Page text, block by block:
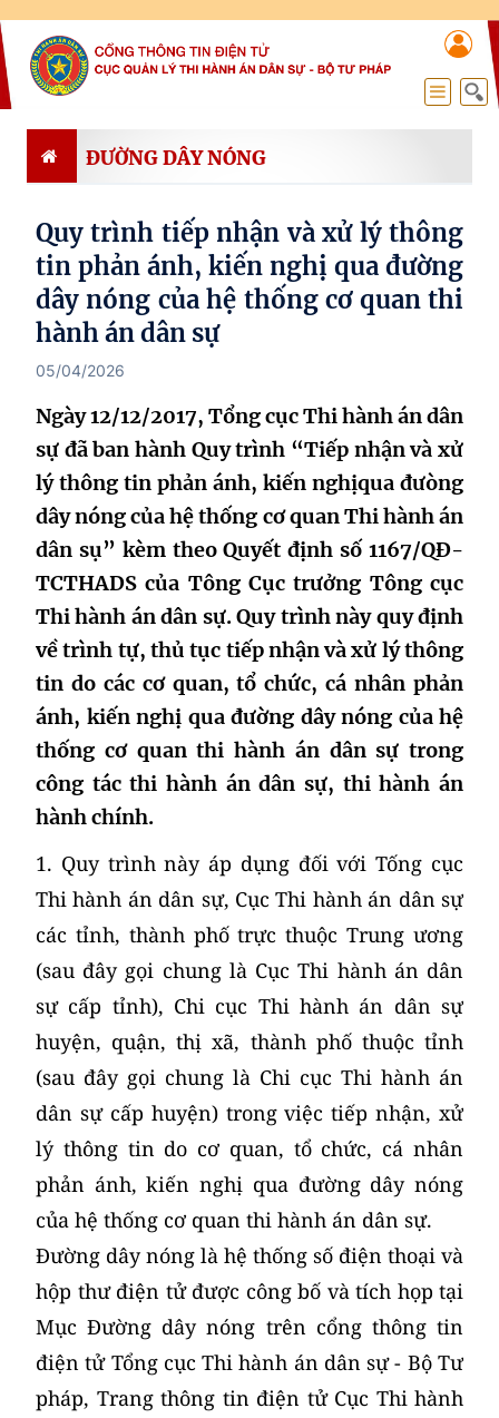
ĐƯỜNG DÂY NÓNG
Quy trình tiếp nhận và xử lý thông
tin phản ánh, kiến nghị qua đường
dây nóng của hệ thống cơ quan thi
hành án dân sự
05/04/2026
Ngày 12/12/2017, Tổng cục Thi hành án dân
sự đã ban hành Quy trình “Tiếp nhận và xử
lý thông tin phản ánh, kiến nghịqua đưòng
dây nóng của hệ thống cơ quan Thi hành án
dân sụ” kèm theo Quyết định số 1167/QĐ-
TCTHADS của Tông Cục trưởng Tông cục
Thi hành án dân sự. Quy trình này quy định
về trình tự, thủ tục tiếp nhận và xử lý thông
tin do các cơ quan, tổ chức, cá nhân phản
ánh, kiến nghị qua đường dây nóng của hệ
thống cơ quan thi hành án dân sự trong
công tác thi hành án dân sự, thi hành án
hành chính.
1. Quy trình này áp dụng đối với Tống cục
Thi hành án dân sự, Cục Thi hành án dân sự
các tỉnh, thành phố trực thuộc Trung ương
(sau đây gọi chung là Cục Thi hành án dân
sự cấp tỉnh), Chi cục Thi hành án dân sự
huyện, quận, thị xã, thành phố thuộc tỉnh
(sau đây gọi chung là Chi cục Thi hành án
dân sự cấp huyện) trong việc tiếp nhận, xử
lý thông tin do cơ quan, tổ chức, cá nhân
phản ánh, kiến nghị qua đường dây nóng
của hệ thống cơ quan thi hành án dân sự.
Đường dây nóng là hệ thống số điện thoại và
hộp thư điện tử được công bố và tích họp tại
Mục Đường dây nóng trên cổng thông tin
điện tử Tổng cục Thi hành án dân sự - Bộ Tư
pháp, Trang thông tin điện tử Cục Thi hành